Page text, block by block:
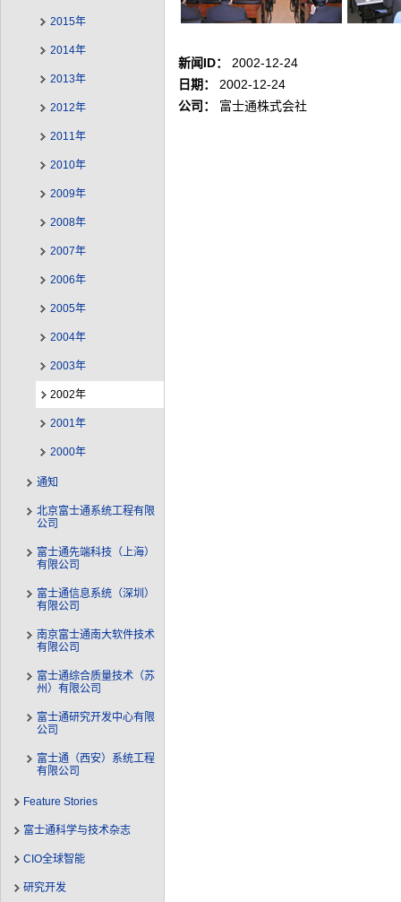
2015年
2014年
2013年
2012年
2011年
2010年
2009年
2008年
2007年
2006年
2005年
2004年
2003年
2002年
2001年
2000年
通知
北京富士通系统工程有限
公司
富士通先端科技（上海）
有限公司
富士通信息系统（深圳）
有限公司
南京富士通南大软件技术
有限公司
富士通综合质量技术（苏
州）有限公司
富士通研究开发中心有限
公司
富士通（西安）系统工程
有限公司
Feature Stories
富士通科学与技术杂志
CIO全球智能
研究开发
新闻ID：
2002-12-24
日期：
2002-12-24
公司：
富士通株式会社